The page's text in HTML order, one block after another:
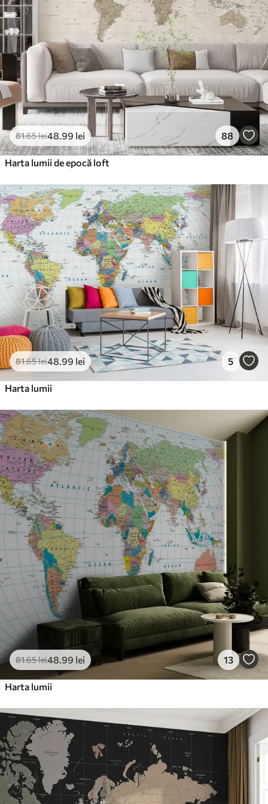
220 132 /m²
Vinil Premium
250 150.00 lei /m²
Peel and Stick
300.00180.00lei/m²
81.65lei48.99 lei 88
Harta lumii de epocă loft
81.65lei48 .99 lei 5
Harta lumii
81.65lei48 .99 lei 13
Harta lumii